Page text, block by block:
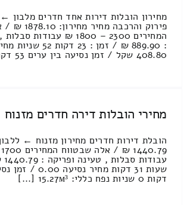
מחירון הובלות דירות אחד חדרים מלבון ←
פירוק והרכבה
המחירים 2300 – 1800 ₪
: 889.90 ₪ / זמן : 23
408.80 שקל / זמן נסיעה בין ערים 53 דקות [...]
מחירי הובלות דירה חדרים
הובלת דירות חדרים מחירון מזנוח ←
דקות 0 שניות נפח כללי: 15.27м³ [...]